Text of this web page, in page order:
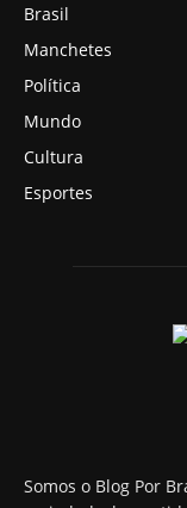
Brasil
Manchetes
Política
Mundo
Cultura
Esportes
Somos o Blog Por